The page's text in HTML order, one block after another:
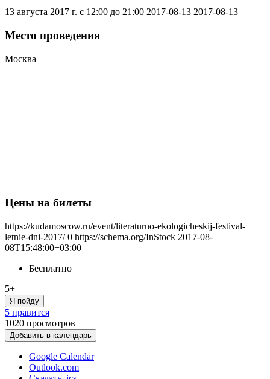
13 августа 2017 г. с 12:00 до 21:00 2017-08-13 2017-08-13
Место проведения
Москва
Цены на билеты
https://kudamoscow.ru/event/literaturno-ekologicheskij-festival-
letnie-dni-2017/ 0 https://schema.org/InStock 2017-08-
08T15:48:00+03:00
Бесплатно
5+
Я пойду
5 нравится
1020 просмотров
Добавить в календарь
Google Calendar
Outlook.com